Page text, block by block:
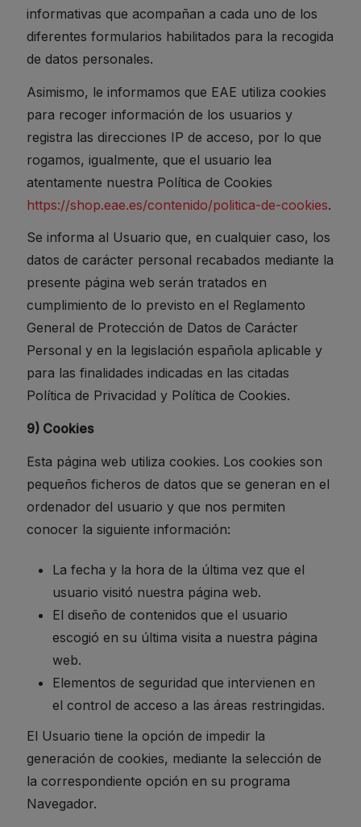
informativas que acompañan a cada uno de los
diferentes formularios habilitados para la recogida
de datos personales.
Asimismo, le informamos que EAE utiliza cookies
para recoger información de los usuarios y
registra las direcciones IP de acceso, por lo que
rogamos, igualmente, que el usuario lea
atentamente nuestra Política de Cookies
https://shop.eae.es/contenido/politica-de-cookies.
Se informa al Usuario que, en cualquier caso, los
datos de carácter personal recabados mediante la
presente página web serán tratados en
cumplimiento de lo previsto en el Reglamento
General de Protección de Datos de Carácter
Personal y en la legislación española aplicable y
para las finalidades indicadas en las citadas
Política de Privacidad y Política de Cookies.
9) Cookies
Esta página web utiliza cookies. Los cookies son
pequeños ficheros de datos que se generan en el
ordenador del usuario y que nos permiten
conocer la siguiente información:
La fecha y la hora de la última vez que el
usuario visitó nuestra página web.
El diseño de contenidos que el usuario
escogió en su última visita a nuestra página
web.
Elementos de seguridad que intervienen en
el control de acceso a las áreas restringidas.
El Usuario tiene la opción de impedir la
generación de cookies, mediante la selección de
la correspondiente opción en su programa
Navegador.